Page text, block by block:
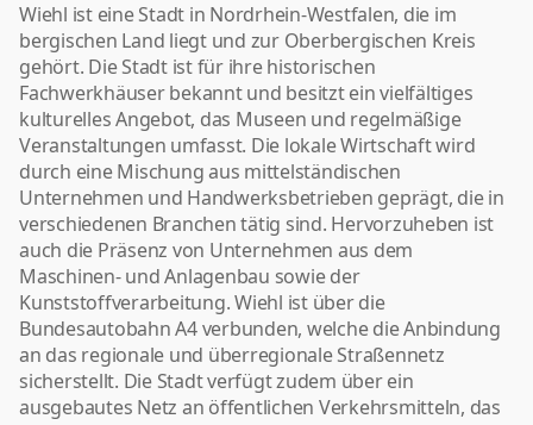
Wiehl ist eine Stadt in Nordrhein-Westfalen, die im
bergischen Land liegt und zur Oberbergischen Kreis
gehört. Die Stadt ist für ihre historischen
Fachwerkhäuser bekannt und besitzt ein vielfältiges
kulturelles Angebot, das Museen und regelmäßige
Veranstaltungen umfasst. Die lokale Wirtschaft wird
durch eine Mischung aus mittelständischen
Unternehmen und Handwerksbetrieben geprägt, die in
verschiedenen Branchen tätig sind. Hervorzuheben ist
auch die Präsenz von Unternehmen aus dem
Maschinen- und Anlagenbau sowie der
Kunststoffverarbeitung. Wiehl ist über die
Bundesautobahn A4 verbunden, welche die Anbindung
an das regionale und überregionale Straßennetz
sicherstellt. Die Stadt verfügt zudem über ein
ausgebautes Netz an öffentlichen Verkehrsmitteln, das